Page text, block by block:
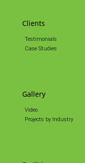
Clients
Testimonials
Case Studies
Gallery
Video
Projects by Industry